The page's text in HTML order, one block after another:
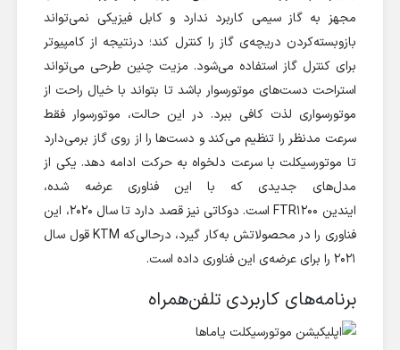
مجهز به گاز سیمی کاربرد ندارد و کابل فیزیکی نمی‌تواند
باز‌و‌بسته‌کردن دریچه‌ی گاز را کنترل کند؛ درنتیجه از کامپیوتر
برای کنترل گاز استفاده می‌شود. مزیت چنین طرحی می‌تواند
استراحت دست‌های موتورسوار باشد تا بتواند با خیال راحت از
موتورسواری لذت کافی ببرد. در این حالت، موتورسوار فقط
سرعت مدنظر را تنظیم می‌کند و دست‌ها را از روی گاز برمی‌دارد
تا موتورسیکلت با سرعت دلخواه به حرکت ادامه دهد. یکی از
مدل‌های جدیدی که با این فناوری عرضه شده،
ایندین FTR1200 است. دوکاتی نیز قصد دارد تا سال ۲۰۲۰، این
فناوری را در محصولاتش به‌کار گیرد، درحالی‌که KTM قول سال
۲۰۲۱ را برای عرضه‌ی این فناوری داده است.
برنامه‌های کاربردی تلفن‌همراه